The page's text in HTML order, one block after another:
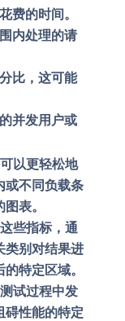
费的时间。
内处理的请
比，这可能
并发用户或
以更轻松地
或不同负载条
表。
些指标，通
类别对结果进
特定区域。
试过程中发
碍性能的特定